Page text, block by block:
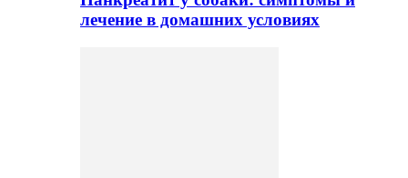
лечение в домашних условиях